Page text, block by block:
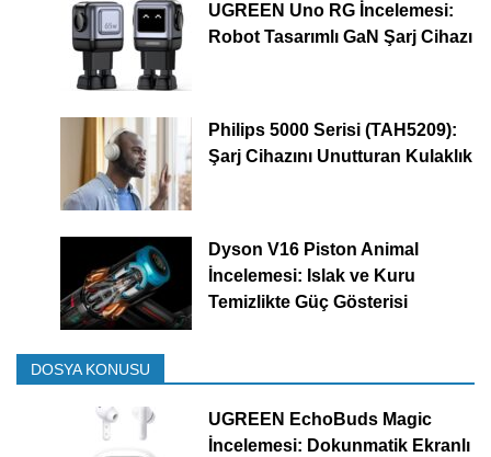
UGREEN Uno RG İncelemesi:
Robot Tasarımlı GaN Şarj Cihazı
Philips 5000 Serisi (TAH5209):
Şarj Cihazını Unutturan Kulaklık
Dyson V16 Piston Animal
İncelemesi: Islak ve Kuru
Temizlikte Güç Gösterisi
DOSYA KONUSU
UGREEN EchoBuds Magic
İncelemesi: Dokunmatik Ekranlı